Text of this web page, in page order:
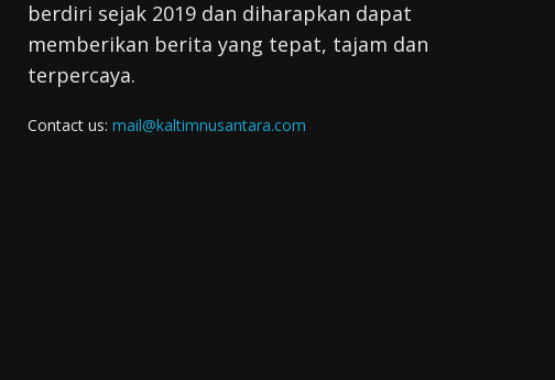
berdiri sejak 2019 dan diharapkan dapat
memberikan berita yang tepat, tajam dan
terpercaya.
Contact us: mail@kaltimnusantara.com